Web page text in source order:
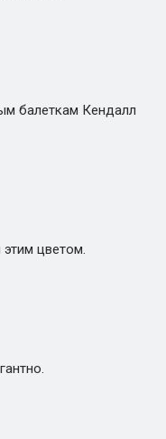
балеткам Кендалл
цветом.